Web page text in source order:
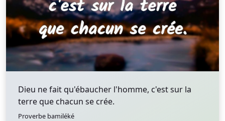
Dieu ne fait qu'ébaucher l'homme, c'est sur la
terre que chacun se crée.
Proverbe bamiléké